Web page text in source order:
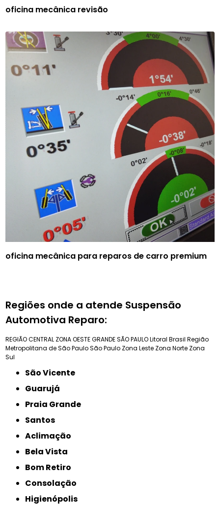
oficina mecânica revisão
oficina mecânica para reparos de carro premium
Regiões onde a atende Suspensão
Automotiva Reparo:
REGIÃO CENTRAL ZONA OESTEGRANDE SÃO PAULOLitoral Brasil Região
Metropolitana de São PauloSão Paulo Zona Leste Zona Norte Zona
Sul
São Vicente
Guarujá
Praia Grande
Santos
Aclimação
Bela Vista
Bom Retiro
Consolação
Higienópolis